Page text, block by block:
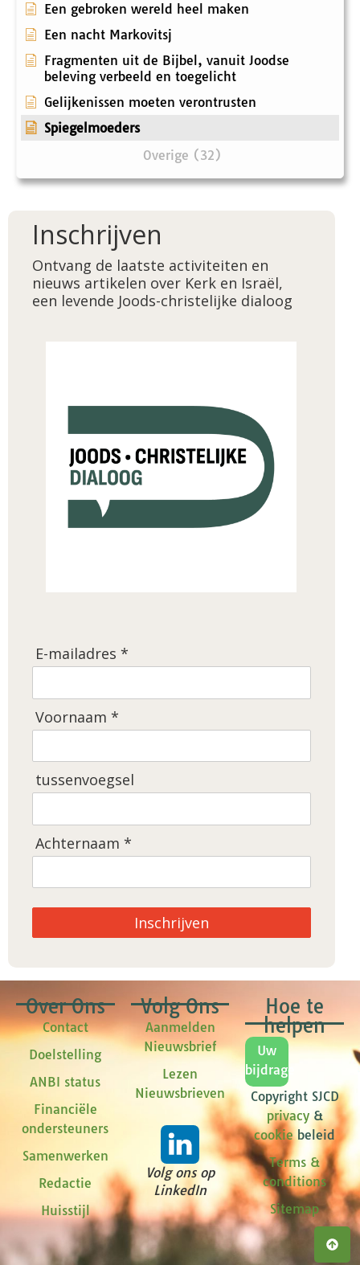
Een gebroken wereld heel maken
Een nacht Markovitsj
Fragmenten uit de Bijbel, vanuit Joodse
beleving verbeeld en toegelicht
Gelijkenissen moeten verontrusten
Spiegelmoeders
Overige (32)
Inschrijven
Ontvang de laatste activiteiten en
nieuws artikelen over Kerk en Israël,
een levende Joods-christelijke dialoog
E-mailadres *
Voornaam *
tussenvoegsel
Achternaam *
Inschrijven
Over Ons
Contact
Doelstelling
ANBI status
Financiële
ondersteuners
Samenwerken
Redactie
Huisstijl
Volg Ons
Aanmelden
Nieuwsbrief
Lezen
Nieuwsbrieven
Volg ons op
LinkedIn
Hoe te
helpen
Uw
bijdrage
Copyright SJCD
privacy&
cookiebeleid
Terms &
conditions
Sitemap